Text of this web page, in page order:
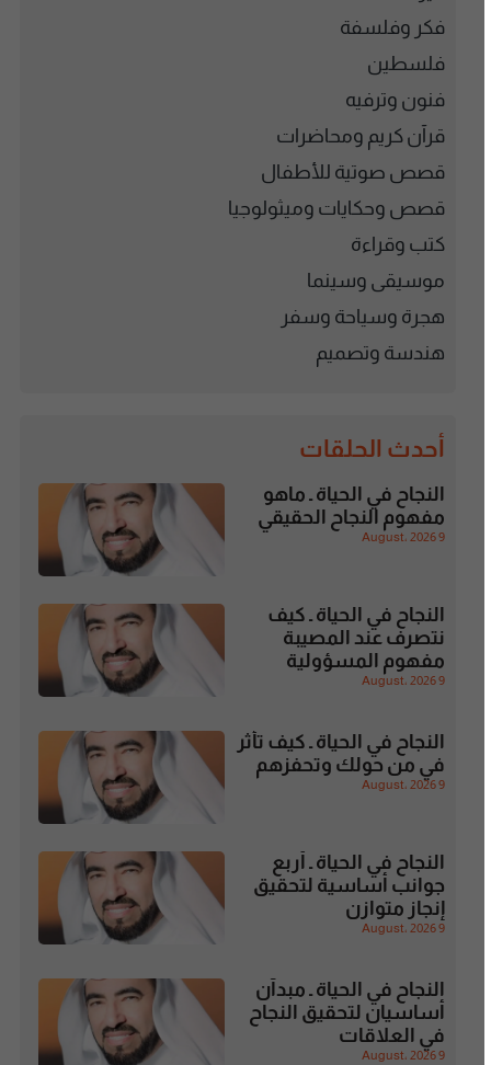
فكر وفلسفة
فلسطين
فنون وترفيه
قرآن كريم ومحاضرات
قصص صوتية للأطفال
قصص وحكايات وميثولوجيا
كتب وقراءة
موسيقى وسينما
هجرة وسياحة وسفر
هندسة وتصميم
أحدث الحلقات
النجاح في الحياة ـ ماهو
مفهوم النجاح الحقيقي
9 August، 2026
النجاح في الحياة ـ كيف
نتصرف عند المصيبة
مفهوم المسؤولية
9 August، 2026
النجاح في الحياة ـ كيف تأثر
في من حولك وتحفزهم
9 August، 2026
النجاح في الحياة ـ أربع
جوانب أساسية لتحقيق
إنجاز متوازن
9 August، 2026
النجاح في الحياة ـ مبدآن
أساسيان لتحقيق النجاح
في العلاقات
9 August، 2026